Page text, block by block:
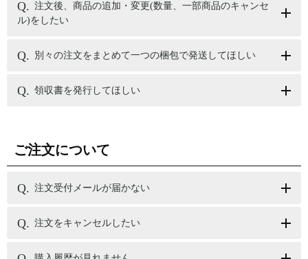
注文後、商品の追加・変更(数量、一部商品のキャンセ
ル)をしたい
別々の注文をまとめて一つの梱包で発送してほしい
領収書を発行してほしい
ご注文について
注文受付メールが届かない
注文をキャンセルしたい